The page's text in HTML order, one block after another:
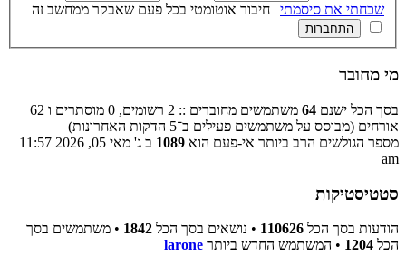
שכחתי את סיסמתי | חיבור אוטומטי בכל פעם שאבקר ממחשב זה
מי מחובר
בסך הכל ישנם 64
משתמשים מחוברים :: 2 רשומים, 0 מוסתרים ו 62
אורחים (מבוסס על משתמשים פעילים ב־5 הדקות האחרונות)
מספר הגולשים הרב ביותר אי-פעם הוא 1089
ב ג' מאי 05, 2026 11:57
am
סטטיסטיקות
הודעות בסך הכל 110626 • נושאים בסך הכל 1842 • משתמשים בסך
הכל 1204 • המשתמש החדש ביותר larone